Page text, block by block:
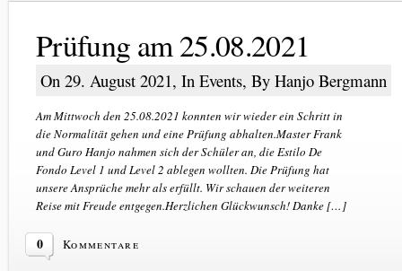
Prüfung am 25.08.2021
On 29. August 2021, In Events, By Hanjo Bergmann
Am Mittwoch den 25.08.2021 konnten wir wieder ein Schritt in
die Normalität gehen und eine Prüfung abhalten.Master Frank
und Guro Hanjo nahmen sich der Schüler an, die Estilo De
Fondo Level 1 und Level 2 ablegen wollten. Die Prüfung hat
unsere Ansprüche mehr als erfüllt. Wir schauen der weiteren
Reise mit Freude entgegen.Herzlichen Glückwunsch! Danke […]
0 Kommentare